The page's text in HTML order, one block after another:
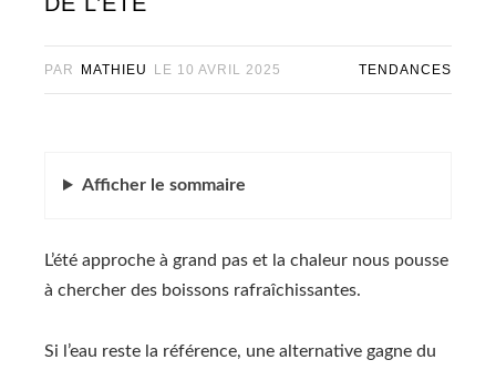
PAR MATHIEU LE 10 AVRIL 2025 TENDANCES
Afficher le sommaire
L’été approche à grand pas et la chaleur nous pousse
à chercher des boissons rafraîchissantes.
Si l’eau reste la référence, une alternative gagne du